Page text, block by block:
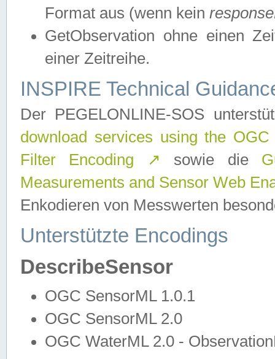
Format aus (wenn kein
GetObservation ohne einen
einer Zeitreihe.
INSPIRE Technical
Der PEGELONLINE-SOS
download services using the
Filter Encoding
↗ sowie die
Measurements and Sensor Web
Enkodieren von Messwerten
Unterstützte Encodings
DescribeSensor
OGC SensorML 1.0.1
OGC SensorML 2.0
OGC WaterML 2.0 -